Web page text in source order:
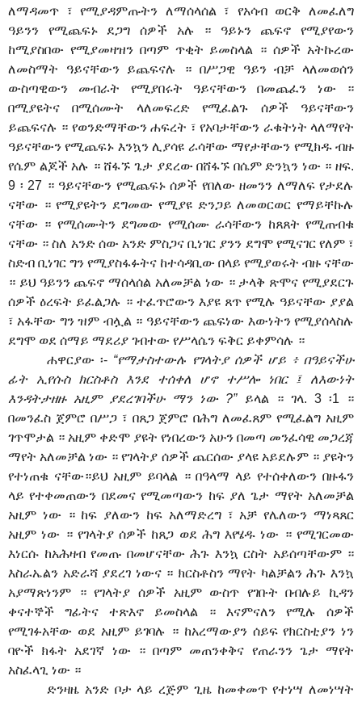
ለማዳመጥ ፣ የሚያዳምጡትን ለማሰላሰል ፣ የአሳብ ወርቅ ለመፈለግ
ዓይንን የሚጨፍኑ ደጋግ ሰዎች አሉ ። ዓይኑን ጨፍኖ የሚያየውን
ከሚያስበው የሚያመዛዝን በጣም ጥቂት ይመስላል ። ሰዎች አትኩረው
ለመስማት ዓይናቸውን ይጨፍናሉ ። በሥጋዊ ዓይን ብቻ ላለመወሰን
ውስጣዊውን መብራት የሚያበሩት ዓይናቸውን በመጨፈን ነው ።
በሚያዩትና በሚሰሙት ላለመፍረድ የሚፈልጉ ሰዎች ዓይናቸውን
ይጨፍናሉ ። የወንድማቸውን ሐፍረት ፣ የአባታቸውን ራቁትነት ላለማየት
ዓይናቸውን የሚጨፍኑ እንኳን ሊያሳዩ ራሳቸው ማየታቸውን የሚክዱ ብዙ
የሴም ልጆች አሉ ። ሸፋኙ ጌታ ያደረው በሸፋኙ በሴም ድንኳን ነው ። ዘፍ.
9 ፡ 27 ። ዓይናቸውን የሚጨፍኑ ሰዎች የበለው ዘመንን ለማለፍ የታደሉ
ናቸው ። የሚያዩትን ደግመው የሚያዩ ድንጋይ ለመወርወር የማይቸኩሉ
ናቸው ። የሚሰሙትን ደግመው የሚሰሙ ራሳቸውን ከጸጸት የሚጠብቁ
ናቸው ። ስለ አንድ ሰው አንድ ምስጋና ቢነገር ያንን ደግሞ የሚናገር የለም ፣
ስድብ ቢነገር ግን የሚያስፋፉትና ከተሳዳቢው በላይ የሚያወሩት ብዙ ናቸው
። ይህ ዓይንን ጨፍኖ ማሰላሰል አለመቻል ነው ። ታላቅ ጽሞና የሚያደርጉ
ሰዎች ዕረፍት ይፈልጋሉ ። ተፈጥሮውን እያዩ ጸጥ የሚሉ ዓይናቸው ያያል
፣ አፋቸው ግን ዝም ብሏል ። ዓይናቸውን ጨፍነው እውነትን የሚያሰላስሉ
ደግሞ ወደ ሰማይ ማደሪያ ገብተው የሥላሴን ፍቅር ይቀምሳሉ ።
ሐዋርያው ፡- “የማታስተውሉ የገላትያ ሰዎች ሆይ ፥ በዓይናችሁ
ፊት ኢየሱስ ክርስቶስ እንደ ተሰቀለ ሆኖ ተሥሎ ነበር ፤ ለእውነት
እንዳትታዘዙ አዚም ያደረገባችሁ ማን ነው ?”ይላል ። ገላ. 3 ፡1 ።
በመንፈስ ጀምሮ በሥጋ ፣ በጸጋ ጀምሮ በሕግ ለመፈጸም የሚፈልግ አዚም
ገጥሞታል ። አዚም ቀድሞ ያዩት የነበረውን አሁን በመጣ መንፈሳዊ መጋረጃ
ማየት አለመቻል ነው ። የገላትያ ሰዎች ጨርሰው ያላዩ አይደሉም ። ያዩትን
የተነጠቁ ናቸው።ይህ አዚም ይባላል ። በዓላማ ላይ የተሰቀለውን በዙፋን
ላይ የተቀመጠውን በደመና የሚመጣውን ከፍ ያለ ጌታ ማየት አለመቻል
አዚም ነው ። ከፍ ያለውን ከፍ አለማድረግ ፣ አቻ የሌለውን ማነጻጸር
አዚም ነው ። የገላትያ ሰዎች ከጸጋ ወደ ሕግ እየሄዱ ነው ። የሚገርመው
እነርሱ ከአሕዛብ የመጡ በመሆናቸው ሕጉ እንኳ ርስት አይሰጣቸውም ።
እስራኤልን አድራሻ ያደረገ ነውና ። ክርስቶስን ማየት ካልቻልን ሕጉ እንኳ
አያማጽነንም ። የገላትያ ሰዎች አዚም ውስጥ የገቡት በብሉይ ኪዳን
ቀናተኞች ግፊትና ተጽእኖ ይመስላል ። እናምናለን የሚሉ ሰዎች
የሚገፉአቸው ወደ አዚም ይገባሉ ። ከአረማውያን ሰይፍ የክርስቲያን ነን
ባዮች ክፋት አደገኛ ነው ። በጣም መጠንቀቅና የጠራንን ጌታ ማየት
አስፈላጊ ነው ።
ድንዛዜ አንድ ቦታ ላይ ረጅም ጊዜ ከመቀመጥ የተነሣ ለመነሣት